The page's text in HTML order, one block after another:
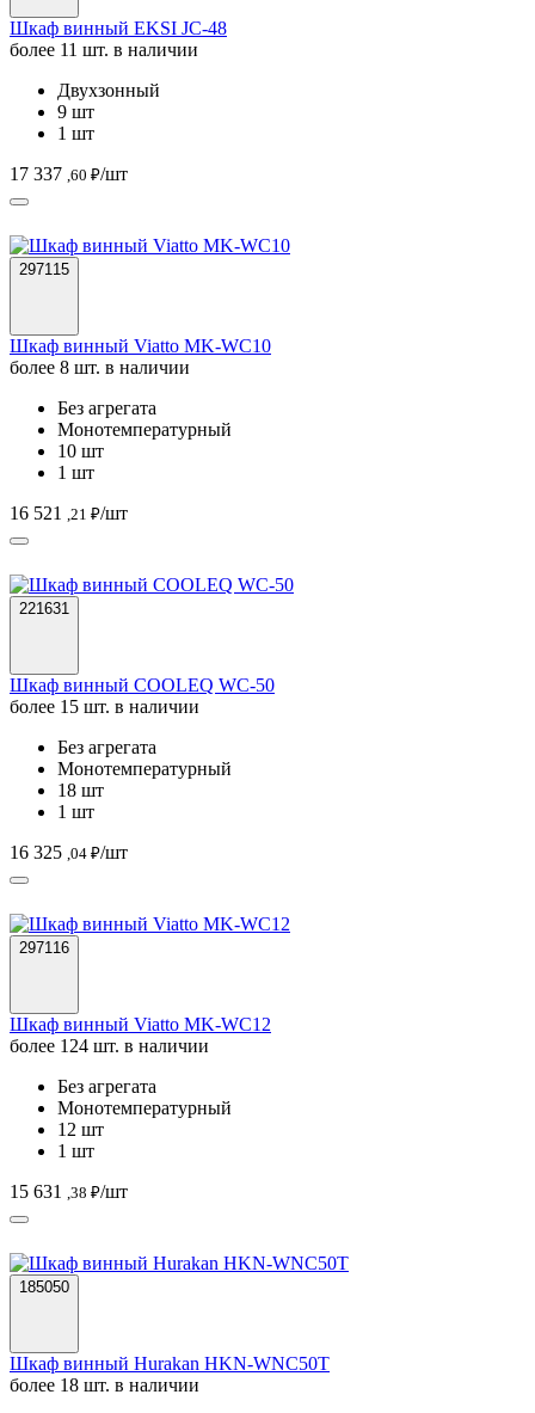
Шкаф винный EKSI JC-48
более 11 шт. в наличии
Двухзонный
9 шт
1 шт
17 337 ,60 ₽/шт
297115
Шкаф винный Viatto MK-WC10
более 8 шт. в наличии
Без агрегата
Монотемпературный
10 шт
1 шт
16 521
,21 ₽/шт
221631
Шкаф винный COOLEQ WC-50
более 15 шт. в наличии
Без агрегата
Монотемпературный
18 шт
1 шт
16 325 ,04 ₽/шт
297116
Шкаф винный Viatto MK-WC12
более 124 шт. в наличии
Без агрегата
Монотемпературный
12 шт
1 шт
15 631
,38 ₽/шт
185050
Шкаф винный Hurakan HKN-WNC50T
более 18 шт. в наличии